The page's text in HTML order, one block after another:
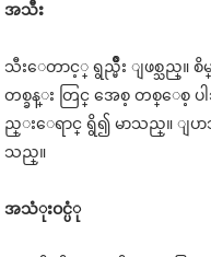
အသီး
သီးေတာင့္ ရွည္မ်ိဳး ျဖစ္သည္
တစ္ခန္း တြင္ အေစ့ တစ္ေ
ည္းေရာင္ ရွိ၍ မာသည္။ ျပာ
သည္။
အသံုးဝင္ပံု